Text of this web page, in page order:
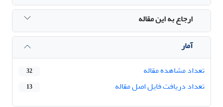
ارجاع به این مقاله
آمار
تعداد مشاهده مقاله
32
تعداد دریافت فایل اصل مقاله 13